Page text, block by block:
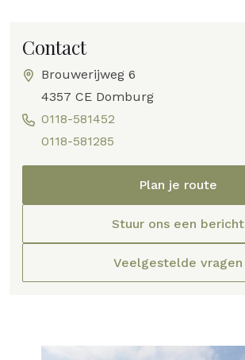
Contact
Brouwerijweg 6
4357 CE Domburg
0118-581452
0118-581285
Plan je route
Stuur ons een bericht
Veelgestelde vragen